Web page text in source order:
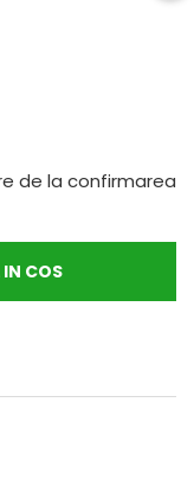
de la confirmarea
COS